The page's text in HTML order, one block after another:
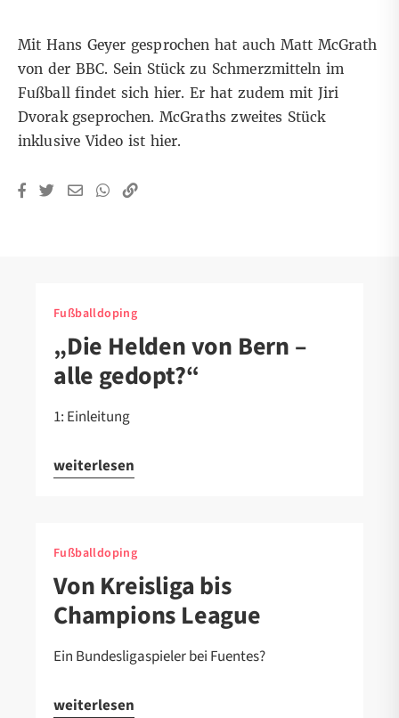
Mit Hans Geyer gesprochen hat auch Matt McGrath
von der BBC. Sein Stück zu Schmerzmitteln im
Fußballfindet sich hier. Er hat zudem mit Jiri
Dvorak gseprochen. McGraths zweites Stück
inklusive Video ist hier.
Fußballdoping
„Die Helden von Bern –
alle gedopt?“
1: Einleitung
weiterlesen
Fußballdoping
Von Kreisliga bis
Champions League
Ein Bundesligaspieler bei Fuentes?
weiterlesen